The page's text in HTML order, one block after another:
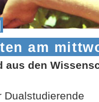
am
aus den
Dualstudierende